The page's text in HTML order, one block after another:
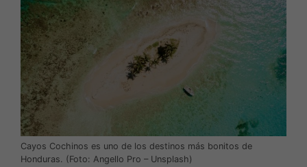
Cayos Cochinos es uno de los destinos más bonitos de
Honduras. (Foto: Angello Pro – Unsplash)